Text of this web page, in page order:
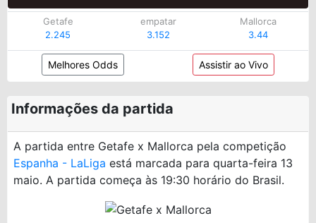
Getafe
2.245
empatar
3.152
Mallorca
3.44
Melhores Odds Assistir ao Vivo
Informações da partida
A partida entre Getafe x Mallorca pela competição
Espanha - LaLiga está marcada para quarta-feira 13
maio. A partida começa às 19:30 horário do Brasil.